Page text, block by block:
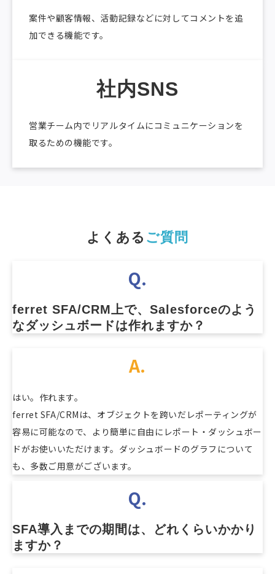
案件や顧客情報、活動記録などに対してコメントを追
加できる機能です。
社内SNS
営業チーム内でリアルタイムにコミュニケーションを
取るための機能です。
よくある ご質問
Q.
ferret SFA/CRM上で、Salesforceのよう
なダッシュボードは作れますか？
A.
はい。作れます。
ferret SFA/CRMは、オブジェクトを跨いだレポーティングが
容易に可能なので、より簡単に自由にレポート・ダッシュボー
ドがお使いいただけます。ダッシュボードのグラフについて
も、多数ご用意がございます。
Q.
SFA導入までの期間は、どれくらいかかり
ますか？